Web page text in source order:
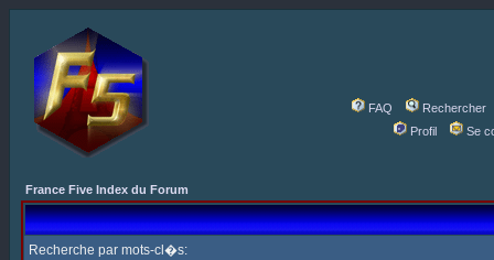
FAQ
Rechercher
Profil
Se
France Five Index du Forum
Recherche par mots-cl�s: